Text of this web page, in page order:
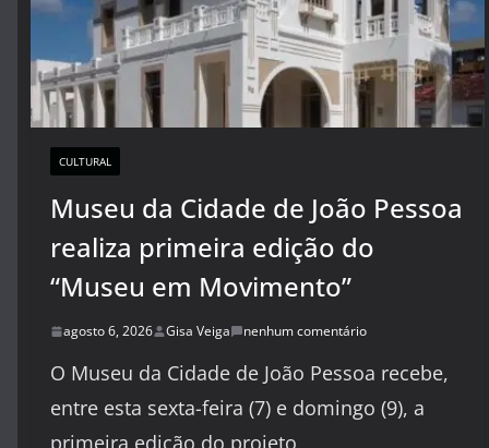
CULTURAL
Museu da Cidade de João Pessoa
realiza primeira edição do
“Museu em Movimento”
agosto 6, 2026 Gisa Veiga nenhum comentário
O Museu da Cidade de João Pessoa recebe,
entre esta sexta-feira (7) e domingo (9), a
primeira edição do projeto